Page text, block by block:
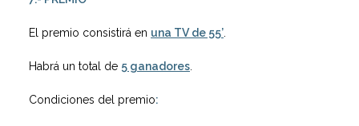
El premio consistirá en una TV de 55’
Habrá un total de 5 ganadores
Condiciones del premio: